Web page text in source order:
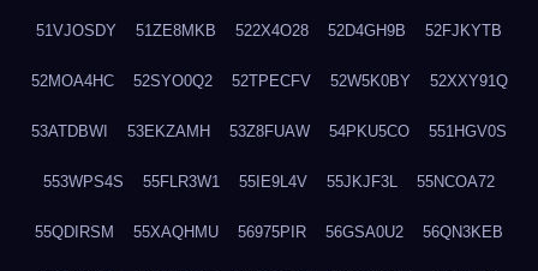
51VJOSDY 51ZE8MKB 522X4O28 52D4GH9B 52FJKYTB
52MOA4HC 52SYO0Q2 52TPECFV 52W5K0BY 52XXY91Q
53ATDBWI 53EKZAMH 53Z8FUAW 54PKU5CO 551HGV0S
553WPS4S 55FLR3W1 55IE9L4V 55JKJF3L 55NCOA72
55QDIRSM 55XAQHMU 56975PIR 56GSA0U2 56QN3KEB